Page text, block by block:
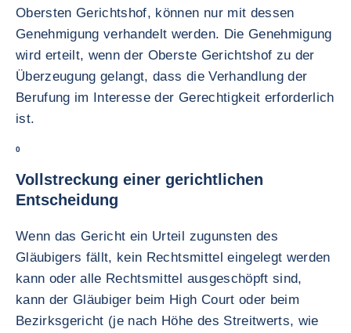
Obersten Gerichtshof, können nur mit dessen
Genehmigung verhandelt werden. Die Genehmigung
wird erteilt, wenn der Oberste Gerichtshof zu der
Überzeugung gelangt, dass die Verhandlung der
Berufung im Interesse der Gerechtigkeit erforderlich
ist.
0
Vollstreckung einer gerichtlichen
Entscheidung
Wenn das Gericht ein Urteil zugunsten des
Gläubigers fällt, kein Rechtsmittel eingelegt werden
kann oder alle Rechtsmittel ausgeschöpft sind,
kann der Gläubiger beim High Court oder beim
Bezirksgericht (je nach Höhe des Streitwerts, wie